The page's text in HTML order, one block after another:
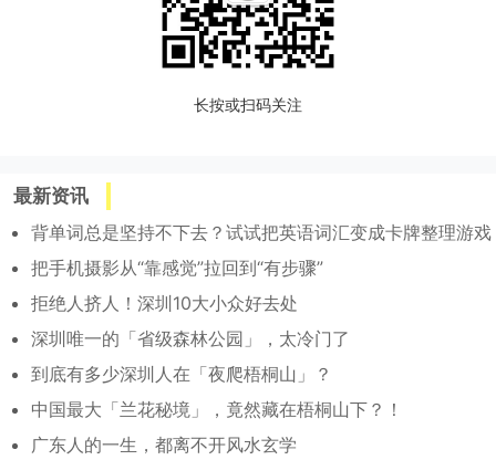
长按或扫码关注
最新资讯
背单词总是坚持不下去？试试把英语词汇变成卡牌整理游戏
把手机摄影从“靠感觉”拉回到“有步骤”
拒绝人挤人！深圳10大小众好去处
深圳唯一的「省级森林公园」，太冷门了
到底有多少深圳人在「夜爬梧桐山」？
中国最大「兰花秘境」，竟然藏在梧桐山下？！
广东人的一生，都离不开风水玄学